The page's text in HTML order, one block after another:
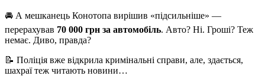
🚘 А мешканець Конотопа вирішив «підсильніше» —
перерахував 70 000 грн за автомобіль. Авто? Ні. Гроші? Теж
немає. Диво, правда?
📝 Поліція вже відкрила кримінальні справи, але, здається,
шахраї теж читають новини…